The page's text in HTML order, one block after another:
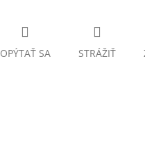
OPÝTAŤ SA STRÁŽIŤ